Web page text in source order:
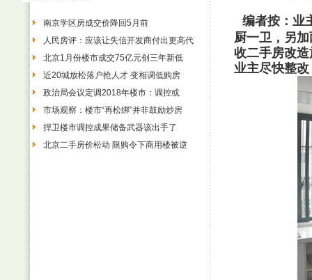
南京学区房成交价降回5月前
人民房评：应该让失信开发商付出更高代
北京1月份楼市成交75亿元创三年新低
近20城放松落户抢人才 变相调低购房
政治局会议定调2018年楼市：调控或
市场观察：楼市“再松绑”并非鼓励炒房
捍卫楼市调控成果储备武器该出手了
北京二手房价松动 限购令下商用楼被逆
编者按：业
厨一卫，另
收二手房改
业主尽快整